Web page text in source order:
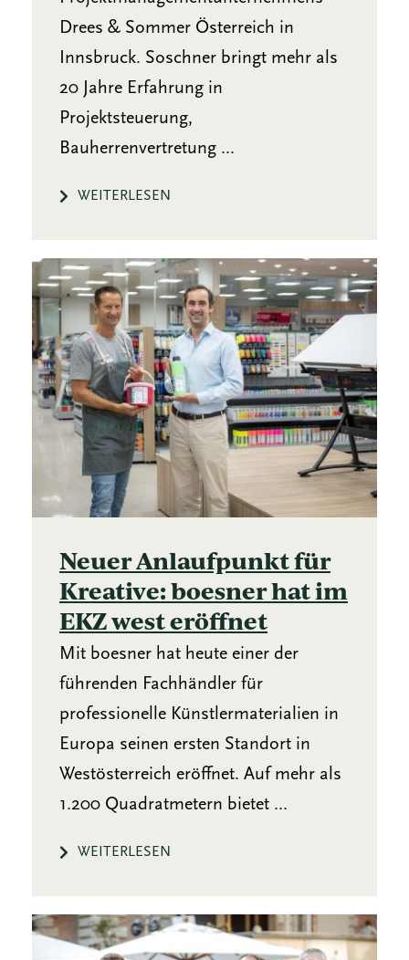
Drees & Sommer Österreich in
Innsbruck. Soschner bringt mehr als
20 Jahre Erfahrung in
Projektsteuerung,
Bauherrenvertretung ...
WEITERLESEN
Neuer Anlaufpunkt für
Kreative: boesner hat im
EKZ west eröffnet
Mit boesner hat heute einer der
führenden Fachhändler für
professionelle Künstlermaterialien in
Europa seinen ersten Standort in
Westösterreich eröffnet. Auf mehr als
1.200 Quadratmetern bietet ...
WEITERLESEN